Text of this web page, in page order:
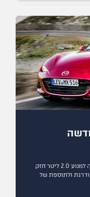
דגמי 2019 של הרודסטר מאזדה MX-5 זוכה למנוע 2.0 ליטר חזק